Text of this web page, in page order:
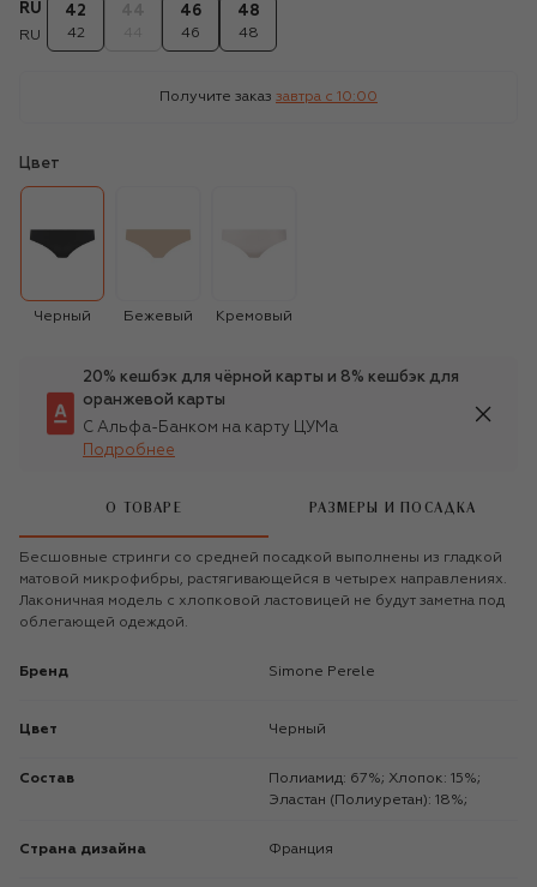
RU
RU
42
42
46
46
48
48
Получите заказ завтра c 10:00
Цвет
Черный Бежевый Кремовый
20% кешбэк для чёрной карты и 8% кешбэк для
оранжевой карты
С Альфа-Банком на карту ЦУМа
Подробнее
О ТОВАРЕ РАЗМЕРЫ И ПОСАДКА
Бесшовные стринги со средней посадкой выполнены из гладкой
матовой микрофибры, растягивающейся в четырех направлениях.
Лаконичная модель с хлопковой ластовицей не будут заметна под
облегающей одеждой.
Бренд Simone Perele
Цвет Черный
Состав
Полиамид: 67%; Хлопок: 15%;
Эластан (Полиуретан): 18%;
Страна дизайна Франция